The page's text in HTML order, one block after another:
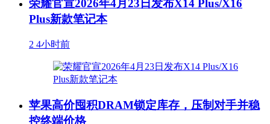
荣耀官宣2026年4月23日发布X14 Plus/X16
Plus新款笔记本
2 4小时前
苹果高价囤积DRAM锁定库存，压制对手并稳
控终端价格